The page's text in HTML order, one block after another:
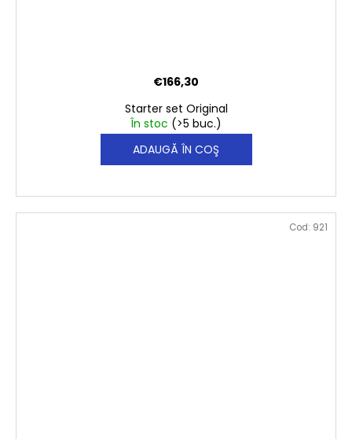
Starter set Original
În stoc (>5 buc.)
€166,30
ADAUGĂ ÎN COŞ
Cod: 921